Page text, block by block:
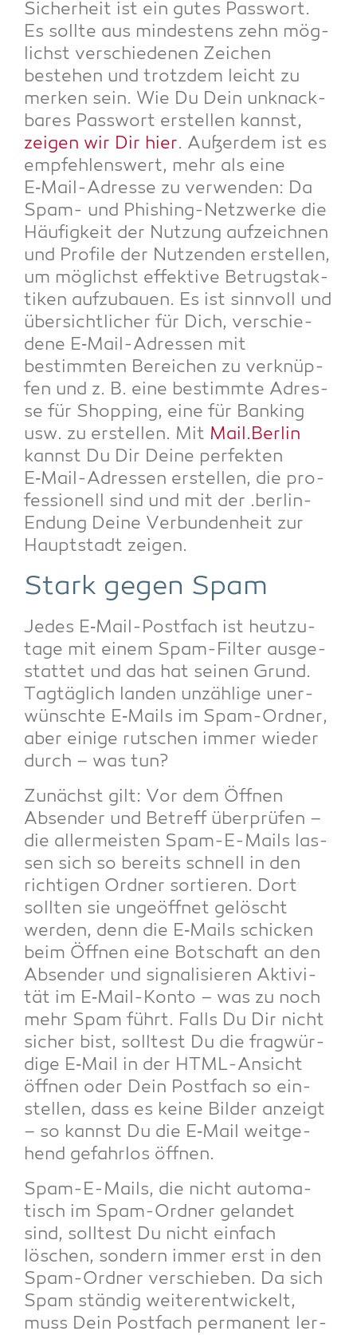
Sicher­heit ist ein gutes Pass­wort.
Es soll­te aus min­des­tens zehn mög­
lichst ver­schie­de­nen Zei­chen
bestehen und trotz­dem leicht zu
mer­ken sein. Wie Du Dein unknack­
ba­res Pass­wort erstel­len kannst,
zei­gen wir Dir hier. Außer­dem ist es
emp­feh­lens­wert, mehr als eine
E‑Mail-Adres­se zu ver­wen­den: Da
Spam- und Phis­hing-Netz­wer­ke die
Häu­fig­keit der Nut­zung auf­zeich­nen
und Pro­fi­le der Nut­zen­den erstel­len,
um mög­lichst effek­ti­ve Betrugs­tak­
ti­ken auf­zu­bau­en. Es ist sinn­voll und
über­sicht­li­cher für Dich, ver­schie­
de­ne E‑Mail-Adres­sen mit
bestimm­ten Berei­chen zu ver­knüp­
fen und z. B. eine bestimm­te Adres­
se für Shop­ping, eine für Ban­king
usw. zu erstel­len. Mit Mail.Berlin
kannst Du Dir Dei­ne per­fek­ten
E‑Mail-Adres­sen erstel­len, die pro­
fes­sio­nell sind und mit der .ber­lin-
Endung Dei­ne Ver­bun­den­heit zur
Haupt­stadt zeigen.
Stark gegen Spam
Jedes E‑Mail-Post­fach ist heut­zu­
ta­ge mit einem Spam-Fil­ter aus­ge­
stat­tet und das hat sei­nen Grund.
Tag­täg­lich lan­den unzäh­li­ge uner­
wünsch­te E‑Mails im Spam-Ord­ner,
aber eini­ge rut­schen immer wie­der
durch – was tun?
Zunächst gilt: Vor dem Öff­nen
Absen­der und Betreff über­prü­fen –
die aller­meis­ten Spam-E-Mails las­
sen sich so bereits schnell in den
rich­ti­gen Ord­ner sor­tie­ren. Dort
soll­ten sie unge­öff­net gelöscht
wer­den, denn die E‑Mails schi­cken
beim Öff­nen eine Bot­schaft an den
Absen­der und signa­li­sie­ren Akti­vi­
tät im E‑Mail-Kon­to – was zu noch
mehr Spam führt. Falls Du Dir nicht
sicher bist, soll­test Du die frag­wür­
di­ge E‑Mail in der HTML-Ansicht
öff­nen oder Dein Post­fach so ein­
stel­len, dass es kei­ne Bil­der anzeigt
– so kannst Du die E‑Mail weit­ge­
hend gefahr­los öffnen.
Spam-E-Mails, die nicht auto­ma­
tisch im Spam-Ord­ner gelan­det
sind, soll­test Du nicht ein­fach
löschen, son­dern immer erst in den
Spam-Ord­ner ver­schie­ben. Da sich
Spam stän­dig wei­ter­ent­wi­ckelt,
muss Dein Post­fach per­ma­nent ler­